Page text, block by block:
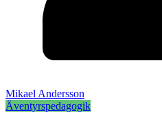
Mikael Andersson
Äventyrspedagogik